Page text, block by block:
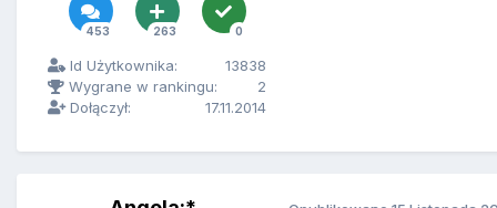
453 263 0
Id Użytkownika:
13838
Wygrane w rankingu:
2
Dołączył:
17.11.2014